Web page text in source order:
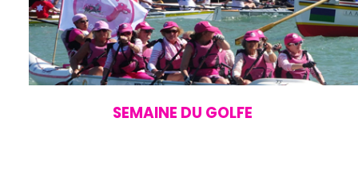
SEMAINE DU GOLFE